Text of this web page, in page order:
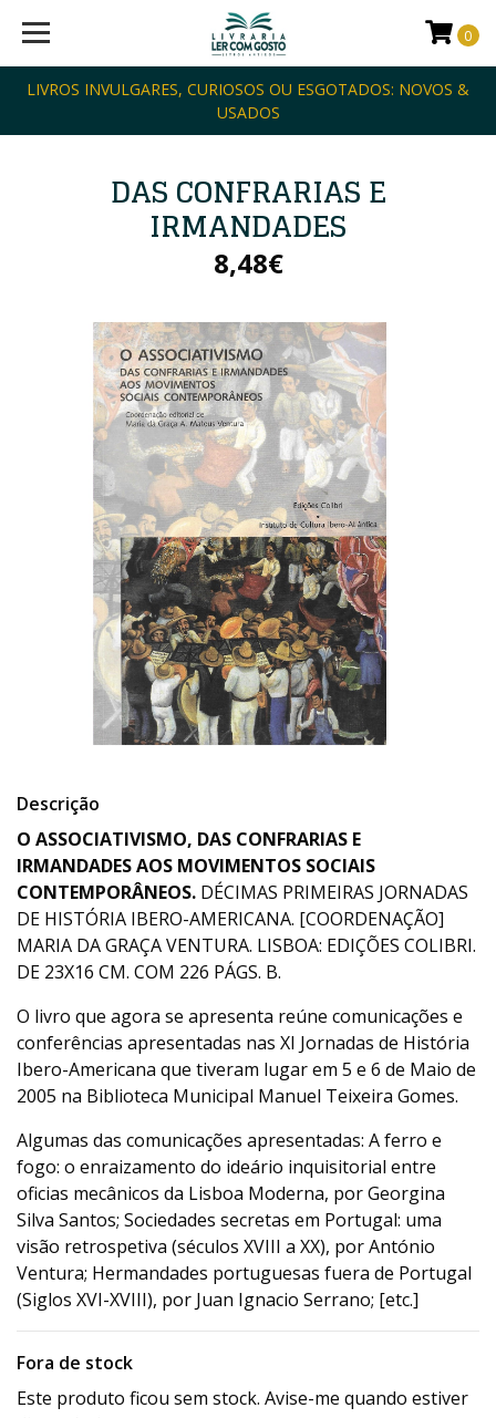
LIVROS INVULGARES, CURIOSOS OU ESGOTADOS: NOVOS &
USADOS
0
DAS CONFRARIAS E
IRMANDADES
8,48€
Descrição
O ASSOCIATIVISMO, DAS CONFRARIAS E
IRMANDADES AOS MOVIMENTOS SOCIAIS
CONTEMPORÂNEOS. DÉCIMAS PRIMEIRAS JORNADAS
DE HISTÓRIA IBERO-AMERICANA. [COORDENAÇÃO]
MARIA DA GRAÇA VENTURA. LISBOA: EDIÇÕES COLIBRI.
DE 23X16 CM. COM 226 PÁGS. B.
O livro que agora se apresenta reúne comunicações e
conferências apresentadas nas XI Jornadas de História
Ibero-Americana que tiveram lugar em 5 e 6 de Maio de
2005 na Biblioteca Municipal Manuel Teixeira Gomes.
Algumas das comunicações apresentadas: A ferro e
fogo: o enraizamento do ideário inquisitorial entre
oficias mecânicos da Lisboa Moderna, por Georgina
Silva Santos; Sociedades secretas em Portugal: uma
visão retrospetiva (séculos XVIII a XX), por António
Ventura; Hermandades portuguesas fuera de Portugal
(Siglos XVI-XVIII), por Juan Ignacio Serrano; [etc.]
Fora de stock
Este produto ficou sem stock. Avise-me quando estiver